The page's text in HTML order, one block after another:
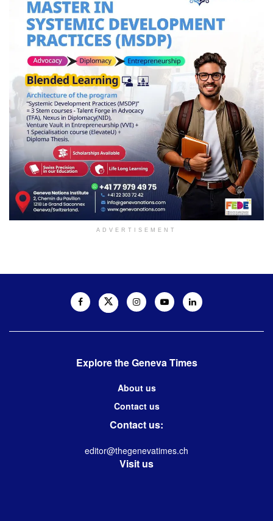
ADVERTISEMENT
Explore the Geneva Times
About us
Contact us
Contact us:
editor@thegenevatimes.ch
Visit us